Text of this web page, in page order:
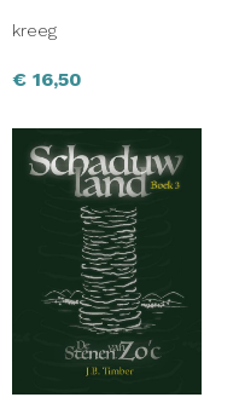
kreeg
€ 16,50